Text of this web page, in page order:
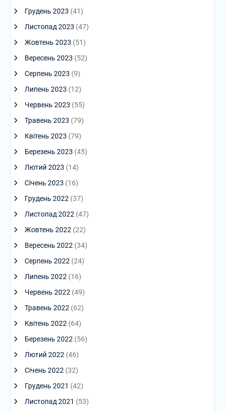
Грудень 2023 (41)
Листопад 2023 (47)
Жовтень 2023 (51)
Вересень 2023 (52)
Серпень 2023 (9)
Липень 2023 (12)
Червень 2023 (55)
Травень 2023 (79)
Квітень 2023 (79)
Березень 2023 (45)
Лютий 2023 (14)
Січень 2023 (16)
Грудень 2022 (37)
Листопад 2022 (47)
Жовтень 2022 (22)
Вересень 2022 (34)
Серпень 2022 (24)
Липень 2022 (16)
Червень 2022 (49)
Травень 2022 (62)
Квітень 2022 (64)
Березень 2022 (56)
Лютий 2022 (46)
Січень 2022 (32)
Грудень 2021 (42)
Листопад 2021 (53)